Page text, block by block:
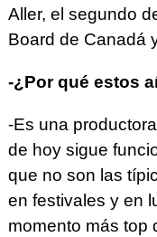
Aller, el segundo
Board de Canadá
-¿Por qué estos
-Es una
de hoy sigue
que no son las
en festivales y en
momento más top